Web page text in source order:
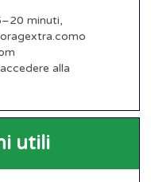
minuti,
alla
utili